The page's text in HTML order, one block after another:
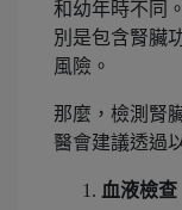
和幼年時不同
別是包含腎臟
風險。
那麼，檢測腎
醫會建議透過
血液檢查